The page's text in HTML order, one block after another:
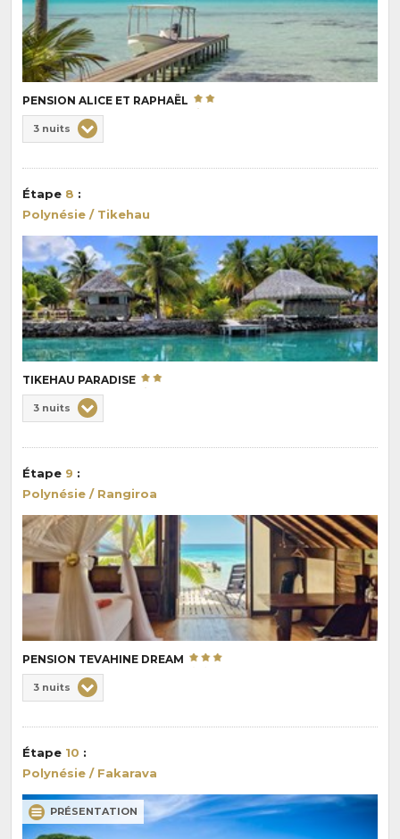
PENSION ALICE ET RAPHAËL
de
pension
3 nuits
Étape 8 :
Polynésie / Tikehau
TIKEHAU PARADISE
de
pension
3 nuits
Étape 9 :
Polynésie / Rangiroa
PENSION TEVAHINE DREAM
de
pension
3 nuits
Étape 10 :
Polynésie / Fakarava
PRÉSENTATION